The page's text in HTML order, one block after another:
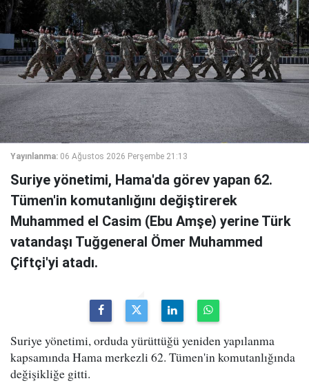
Yayınlanma: 06 Ağustos 2026 Perşembe 21:13
Suriye yönetimi, Hama'da görev yapan 62.
Tümen'in komutanlığını değiştirerek
Muhammed el Casim (Ebu Amşe) yerine Türk
vatandaşı Tuğgeneral Ömer Muhammed
Çiftçi'yi atadı.
Suriye yönetimi, orduda yürüttüğü yeniden yapılanma
kapsamında Hama merkezli 62. Tümen'in komutanlığında
değişikliğe gitti.